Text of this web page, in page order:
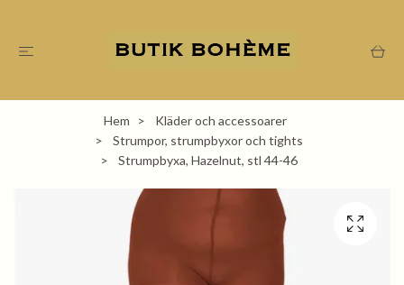
Hem
Kläder och accessoarer
Strumpor, strumpbyxor och tights
Strumpbyxa, Hazelnut, stl 44-46